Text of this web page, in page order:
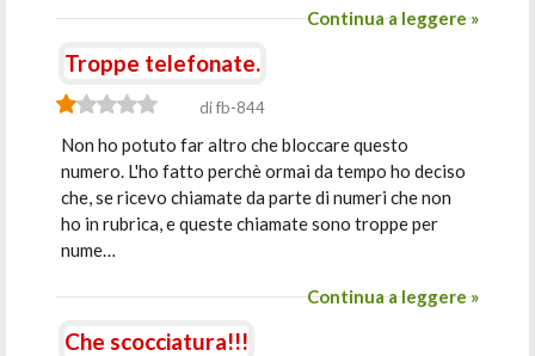
Continua a leggere »
Troppe telefonate.
di fb-844
Non ho potuto far altro che bloccare questo
numero. L'ho fatto perchè ormai da tempo ho deciso
che, se ricevo chiamate da parte di numeri che non
ho in rubrica, e queste chiamate sono troppe per
nume…
Continua a leggere »
Che scocciatura!!!